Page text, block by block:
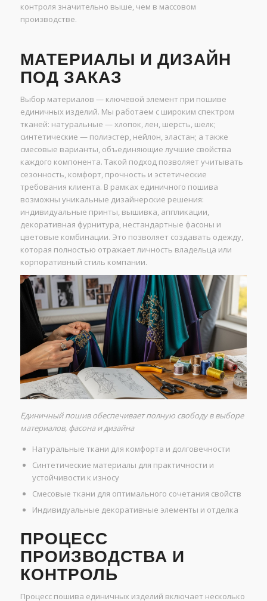
контроля значительно выше, чем в массовом
производстве.
МАТЕРИАЛЫ И ДИЗАЙН
ПОД ЗАКАЗ
Выбор материалов — ключевой элемент при пошиве
единичных изделий. Мы работаем с широким спектром
тканей: натуральные — хлопок, лен, шерсть, шелк;
синтетические — полиэстер, нейлон, эластан; а также
смесовые варианты, объединяющие лучшие свойства
каждого компонента. Такой подход позволяет учитывать
сезонность, комфорт, прочность и эстетические
требования клиента. В рамках единичного пошива
возможны уникальные дизайнерские решения:
индивидуальные принты, вышивка, аппликации,
декоративная фурнитура, нестандартные фасоны и
цветовые комбинации. Это позволяет создавать одежду,
которая полностью отражает личность владельца или
корпоративный стиль компании.
Единичный пошив обеспечивает полную свободу в выборе
материалов, фасона и дизайна
Натуральные ткани для комфорта и долговечности
Синтетические материалы для практичности и
устойчивости к износу
Смесовые ткани для оптимального сочетания свойств
Индивидуальные декоративные элементы и отделка
ПРОЦЕСС
ПРОИЗВОДСТВА И
КОНТРОЛЬ
Процесс пошива единичных изделий включает несколько